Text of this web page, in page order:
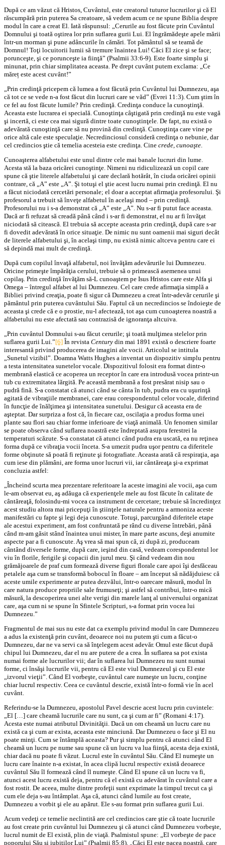
După ce am văzut că Hristos, Cuvântul, este creatorul tuturor lucrurilor şi că El
răscumpără prin puterea Sa creatoare, să vedem acum ce ne spune Biblia despre
modul în care a creat El. Iată răspunsul: „Cerurile au fost făcute prin Cuvântul
Domnului şi toată oştirea lor prin suflarea gurii Lui. El îngrămădeşte apele mării
într-un morman şi pune adâncurile în cămări. Tot pământul să se teamă de
Domnul! Toţi locuitorii lumii să tremure înaintea Lui! Căci El zice şi se face;
porunceşte, şi ce porunceşte ia fiinţă” (Psalmii 33:6-9). Este foarte simplu şi
minunat, prin chiar simplitatea aceasta. Pe drept cuvânt putem exclama: „Ce
măreț este acest cuvânt!”
„Prin credinţă pricepem că lumea a fost făcută prin Cuvântul lui Dumnezeu, aşa
că tot ce se vede n-a fost făcut din lucruri care se văd” (Evrei 11:3). Cum ştim în
ce fel au fost făcute lumile? Prin credinţă. Credinţa conduce la cunoştinţă.
Aceasta este lucrarea ei specială. Cunoştinţa câştigată prin credinţă nu este vagă
şi incertă, ci este cea mai sigură dintre toate cunoştinţele. De fapt, nu există o
adevărată cunoştinţă care să nu provină din credinţă. Cunoştinţa care vine pe
orice altă cale este speculaţie. Necredinciosul consideră credinţa o nebunie, dar
cel credincios ştie că temelia acesteia este credinţa. Cine crede, cunoaşte.
Cunoaşterea alfabetului este unul dintre cele mai banale lucruri din lume.
Acesta stă la baza oricărei cunoştinţe. Nimeni nu ridiculizează un copil care
spune că ştie literele alfabetului şi care declară hotărât, în ciuda oricărei opinii
contrare, că „A” este „A”. Şi totuşi el ştie acest lucru numai prin credinţă. El nu
a făcut niciodată cercetări personale; el doar a acceptat afirmaţia profesorului. Şi
profesorul a trebuit să înveţe alfabetul în acelaşi mod – prin credinţă.
Profesorului nu i s-a demonstrat că „A” este „A”. Nu s-ar fi putut face aceasta.
Dacă ar fi refuzat să creadă până când i s-ar fi demonstrat, el nu ar fi învăţat
niciodată să citească. El trebuia să accepte aceasta prin credinţă, după care s-ar
fi dovedit adevărată în orice situaţie. De nimic nu sunt oamenii mai siguri decât
de literele alfabetului şi, în acelaşi timp, nu există nimic altceva pentru care ei
să depindă mai mult de credinţă.
După cum copilul învaţă alfabetul, noi învăţăm adevărurile lui Dumnezeu.
Oricine primeşte împărăţia cerului, trebuie să o primească asemenea unui
copilaş. Prin credinţă învăţăm să-L cunoaştem pe Isus Hristos care este Alfa şi
Omega – întregul alfabet al lui Dumnezeu. Cel care crede afirmaţia simplă a
Bibliei privind creaţia, poate fi sigur că Dumnezeu a creat într-adevăr cerurile şi
pământul prin puterea cuvântului Său. Faptul că un necredincios se îndoieşte de
aceasta şi crede că e o prostie, nu-l afectează, tot aşa cum cunoaşterea noastră a
alfabetului nu este afectată sau contrazisă de ignoranţa altcuiva.
„Prin cuvântul Domnului s-au făcut cerurile; şi toată mulţimea stelelor prin
suflarea gurii Lui.”[6] În revista Century din mai 1891 există o descriere foarte
interesantă privind producerea de imagini ale vocii. Articolul se intitula
„Sunetul vizibil”. Doamna Watts Hughes a inventat un dispozitiv simplu pentru
a testa intensitatea sunetelor vocale. Dispozitivul folosit era format dintr-o
membrană elastică ce acoperea un receptor în care era introdusă vocea printr-un
tub cu extremitatea lărgită. Pe această membrană a fost presărat nisip sau o
pudră fină. S-a constatat că atunci când se cânta în tub, pudra era cu uşurinţă
agitată de vibraţiile membranei, care erau corespondentul celor vocale, diferind
în funcţie de înălţimea şi intensitatea sunetului. Desigur că aceasta era de
aşteptat. Dar surpriza a fost că, în fiecare caz, oscilaţia a produs forma unei
plante sau flori sau chiar forme inferioare de viaţă animală. Un fenomen similar
se poate observa când suflarea noastră este îndreptată asupra ferestrei la
temperaturi scăzute. S-a constatat că atunci când pudra era uscată, ea nu reţinea
forma după ce vibraţia vocii înceta. S-a umezit pudra uşor pentru ca diferitele
forme obţinute să poată fi reţinute şi fotografiate. Aceasta arată că respiraţia, aşa
cum iese din plămâni, are forma unor lucruri vii, iar cântăreaţa şi-a exprimat
concluzia astfel:
„Încheind scurta mea prezentare referitoare la aceste imagini ale vocii, aşa cum
le-am observat eu, aş adăuga că experienţele mele au fost făcute în calitate de
cântăreaţă, folosindu-mi vocea ca instrument de cercetare; trebuie să încredinţez
acest studiu altora mai pricepuţi în ştiinţele naturale pentru a armoniza aceste
manifestări cu fapte şi legi deja cunoscute. Totuşi, parcurgând diferitele etape
ale acestui experiment, am fost confruntată pe rând cu diverse întrebări, până
când m-am găsit stând înaintea unui mister, în mare parte ascuns, deşi anumite
aspecte par a fi cunoscute. Aş vrea să mai spun că, zi după zi, produceam
cântând diversele forme, după care, ieşind din casă, vedeam corespondentul lor
viu în florile, ferigile şi copacii din jurul meu. Şi când vedeam din nou
grămăjoarele de praf cum formează diverse figuri florale care apoi îşi desfăceau
petalele aşa cum se transformă bobocul în floare – am început să nădăjduiesc că
aceste umile experimente ar putea dezvălui, într-o oarecare măsură, modul în
care natura produce propriile sale frumuseţi; şi astfel să contribui, într-o mică
măsură, la descoperirea unei alte verigi din marele lanţ al universului organizat
care, aşa cum ni se spune în Sfintele Scripturi, s-a format prin vocea lui
Dumnezeu.”
Fragmentul de mai sus nu este dat ca exemplu privind modul în care Dumnezeu
a adus la existenţă prin cuvânt, deoarece noi nu putem şti cum a făcut-o
Dumnezeu, dar ne va servi ca să înţelegem acest adevăr. Omul este făcut după
chipul lui Dumnezeu, dar el nu are putere de a crea. În suflarea sa pot exista
numai forme ale lucrurilor vii; dar în suflarea lui Dumnezeu nu sunt numai
forme, ci însăşi lucrurile vii, pentru că El este viul Dumnezeul şi cu El este
„izvorul vieţii”. Când El vorbeşte, cuvântul care numeşte un lucru, conţine
chiar lucrul respectiv. Ceea ce cuvântul descrie, există într-o formă vie în acel
cuvânt.
Referindu-se la Dumnezeu, apostolul Pavel descrie acest lucru prin cuvintele:
„El […] care cheamă lucrurile care nu sunt, ca şi cum ar fi” (Romani 4:17).
Acesta este numai atributul Divinităţii. Dacă un om cheamă un lucru care nu
există ca şi cum ar exista, aceasta este minciună. Dar Dumnezeu o face şi El nu
poate minţi. Cum se întâmplă aceasta? Pur şi simplu pentru că atunci când El
cheamă un lucru pe nume sau spune că un lucru va lua fiinţă, acesta deja există,
chiar dacă nu poate fi văzut. Lucrul este în cuvântul Său. Când El numeşte un
lucru care înainte n-a existat, în acea clipă lucrul respectiv există deoarece
cuvântul Său îl formează când îl numeşte. Când El spune că un lucru va fi,
atunci acest lucru există deja, pentru că el există cu adevărat în cuvântul care a
fost rostit. De aceea, multe dintre profeţii sunt exprimate la timpul trecut ca şi
cum ele deja s-au întâmplat. Aşa că, atunci când lumile au fost create,
Dumnezeu a vorbit şi ele au apărut. Ele s-au format prin suflarea gurii Lui.
Acum vedeţi ce temelie neclintită are cel credincios care ştie că toate lucrurile
au fost create prin cuvântul lui Dumnezeu şi că atunci când Dumnezeu vorbeşte,
lucrul numit de El există, plin de viaţă. Psalmistul spune: „El vorbeşte de pace
poporului Său şi iubiţilor Lui” (Psalmii 85:8). „Căci El este pacea noastră, care